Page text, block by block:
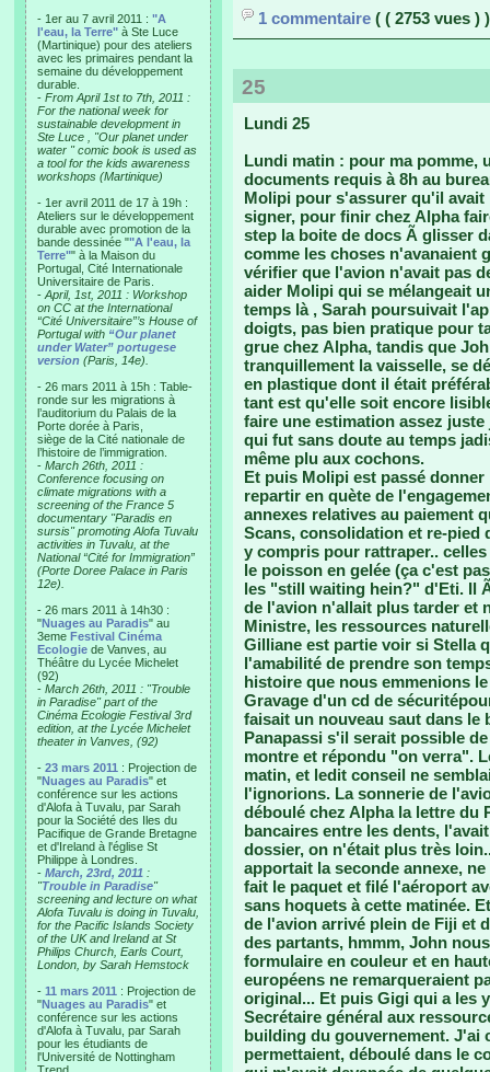
- 1er au 7 avril 2011 : "A
l'eau, la Terre" à Ste Luce
(Martinique) pour des ateliers
avec les primaires pendant la
semaine du développement
durable.
- From April 1st to 7th, 2011 :
For the national week for
sustainable development in
Ste Luce , "Our planet under
water " comic book is used as
a tool for the kids awareness
workshops (Martinique)
- 1er avril 2011 de 17 à 19h :
Ateliers sur le développement
durable avec promotion de la
bande dessinée ""A l'eau, la
Terre"" à la Maison du
Portugal, Cité Internationale
Universitaire de Paris.
- April, 1st, 2011 : Workshop
on CC at the International
“Cité Universitaire”’s House of
Portugal with “Our planet
under Water” portugese
version (Paris, 14e).
- 26 mars 2011 à 15h : Table-
ronde sur les migrations à
l’auditorium du Palais de la
Porte dorée à Paris,
siège de la Cité nationale de
l’histoire de l’immigration.
- March 26th, 2011 :
Conference focusing on
climate migrations with a
screening of the France 5
documentary "Paradis en
sursis" promoting Alofa Tuvalu
activities in Tuvalu, at the
National “Cité for Immigration”
(Porte Doree Palace in Paris
12e).
- 26 mars 2011 à 14h30 :
"Nuages au Paradis" au
3eme Festival Cinéma
Ecologie de Vanves, au
Théâtre du Lycée Michelet
(92)
- March 26th, 2011 : "Trouble
in Paradise" part of the
Cinéma Ecologie Festival 3rd
edition, at the Lycée Michelet
theater in Vanves, (92)
- 23 mars 2011 : Projection de
"Nuages au Paradis" et
conférence sur les actions
d'Alofa à Tuvalu, par Sarah
pour la Société des Iles du
Pacifique de Grande Bretagne
et d'Ireland à l'église St
Philippe à Londres.
- March, 23rd, 2011 :
"Trouble in Paradise"
screening and lecture on what
Alofa Tuvalu is doing in Tuvalu,
for the Pacific Islands Society
of the UK and Ireland at St
Philips Church, Earls Court,
London, by Sarah Hemstock
- 11 mars 2011 : Projection de
"Nuages au Paradis" et
conférence sur les actions
d'Alofa à Tuvalu, par Sarah
pour les étudiants de
l'Université de Nottingham
1 commentaire ( ( 2753 vues ) )
25
Lundi 25
Lundi matin : pour ma pomme,
documents requis à 8h au
Molipi pour s'assurer qu'il avait
signer, pour finir chez Alpha
step la boite de docs Ã glisser
comme les choses n'avanaient
vérifier que l'avion n'avait pas
aider Molipi qui se mélangeait
temps là , Sarah poursuivait
doigts, pas bien pratique pour
grue chez Alpha, tandis que
tranquillement la vaisselle, se
en plastique dont il était
tant est qu'elle soit encore
faire une estimation assez
qui fut sans doute au temps
même plu aux cochons.
Et puis Molipi est passé
repartir en quète de
annexes relatives au paiement
Scans, consolidation et re-pied
y compris pour rattraper..
le poisson en gelée (ça c'est
les "still waiting hein?" d'Eti. Il
de l'avion n'allait plus tarder et
Ministre, les ressources
Gilliane est partie voir si Stella
l'amabilité de prendre son
histoire que nous emmenions
Gravage d'un cd de
faisait un nouveau saut dans le
Panapassi s'il serait possible
montre et répondu "on verra".
matin, et ledit conseil ne
l'ignorions. La sonnerie de
déboulé chez Alpha la lettre du
bancaires entre les dents,
dossier, on n'était plus très
apportait la seconde annexe,
fait le paquet et filé l'aéroport
sans hoquets à cette matinée.
de l'avion arrivé plein de Fiji et
des partants, hmmm, John
formulaire en couleur et en
européens ne remarqueraient
original... Et puis Gigi qui a les
Secrétaire général aux
building du gouvernement. J'ai
permettaient, déboulé dans le